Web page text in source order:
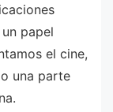
papel
el cine,
una parte